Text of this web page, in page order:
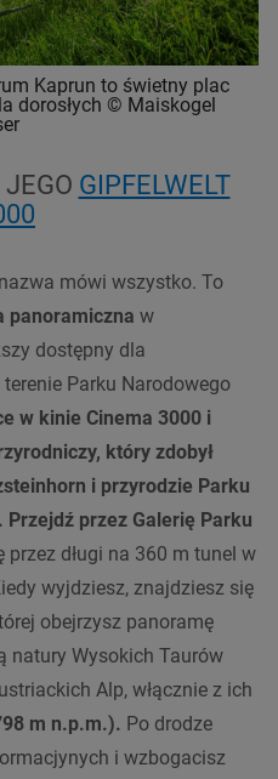
Kaprun to świetny plac
dorosłych © Maiskogel
GIPFELWELT
mówi wszystko. To
panoramiczna w
dostępny dla
Parku Narodowego
w kinie Cinema 3000 i
który zdobył
i przyrodzie Parku
Przejdź przez Galerię Parku
przez długi na 360 m tunel w
wyjdziesz, znajdziesz się
obejrzysz panoramę
natury Wysokich Taurów
Alp, włącznie z ich
m n.p.m.). Po drodze
i wzbogacisz